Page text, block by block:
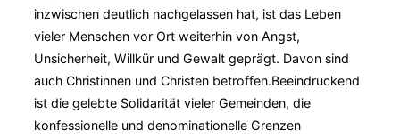
inzwischen deutlich nachgelassen hat, ist das Leben
vieler Menschen vor Ort weiterhin von Angst,
Unsicherheit, Willkür und Gewalt geprägt. Davon sind
auch Christinnen und Christen betroffen.Beeindruckend
ist die gelebte Solidarität vieler Gemeinden, die
konfessionelle und denominationelle Grenzen